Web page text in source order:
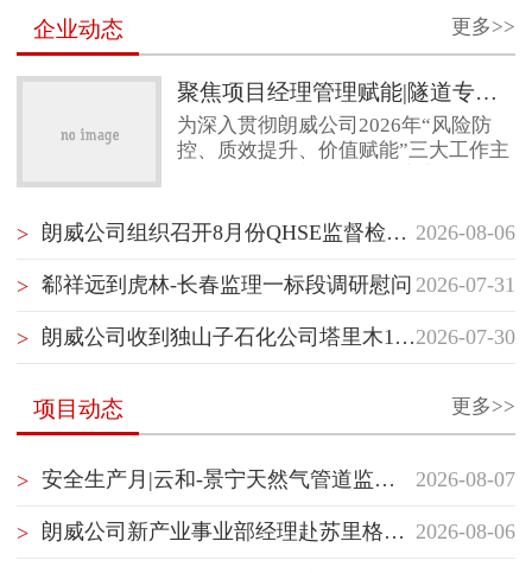
企业文化
人力资源
更多>>
企业动态
聚焦项目经理管理赋能|隧道专项管理经验交流，共促地下工程管理提升
为深入贯彻朗威公司2026年“风险防
控、质效提升、价值赋能”三大工作主
焦项目经理管理赋能”“聚焦最后一公
里落地执行”“聚焦横向纵向信息沟
通”为抓手，坚持问题导向，持续推动
项目管理重塑与履职能力提升。继5月
10日首次跨事业部项目管理经验交流
后，7月30日，项目管理部（质量健康
2026-08-06
> 朗威公司组织召开8月份QHSE监督检查启动会
2026-07-31
> 郗祥远到虎林-长春监理一标段调研慰问
2026-07-30
> 朗威公司收到独山子石化公司塔里木120万吨/年二期乙烯项目开工试车指挥部感谢信
更多>>
项目动态
2026-08-07
> 安全生产月|云和-景宁天然气管道监理部组织开展生产安全应急处置演练
2026-08-06
> 朗威公司新产业事业部经理赴苏里格气田项目群开展QHSE专项督查并慰问一线员工